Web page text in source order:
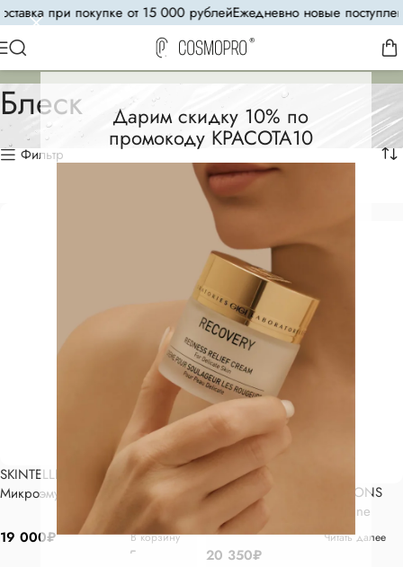
Дарим скидку 10% по
промокоду КРАСОТА10
при покупке от 15 000 рублейЕжедневно новые
Блеск
Фильтр
SKINTELLECTUAL SOLUTIONS
Микроэмульсия Tranexamic
19 000₽ В корзину
СКОРО В ПРОДАЖЕ
SKINTELLECTUAL SOLUTIONS
Микроэмульсия Cysteamine
MiChro, 30мл
20 350₽
Читать далее